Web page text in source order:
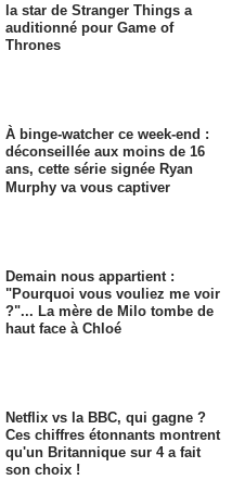
la star de Stranger Things a
auditionné pour Game of
Thrones
À binge-watcher ce week-end :
déconseillée aux moins de 16
ans, cette série signée Ryan
Murphy va vous captiver
Demain nous appartient :
"Pourquoi vous vouliez me voir
?"... La mère de Milo tombe de
haut face à Chloé
Netflix vs la BBC, qui gagne ?
Ces chiffres étonnants montrent
qu'un Britannique sur 4 a fait
son choix !